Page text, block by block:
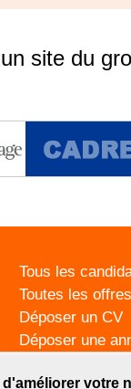
votre
un site du
Tous les
Toutes les
Déposer un CV
Déposer une